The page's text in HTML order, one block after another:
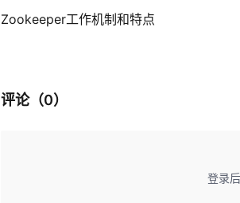
Zookeeper工作机制和特点
评论（0）
登录